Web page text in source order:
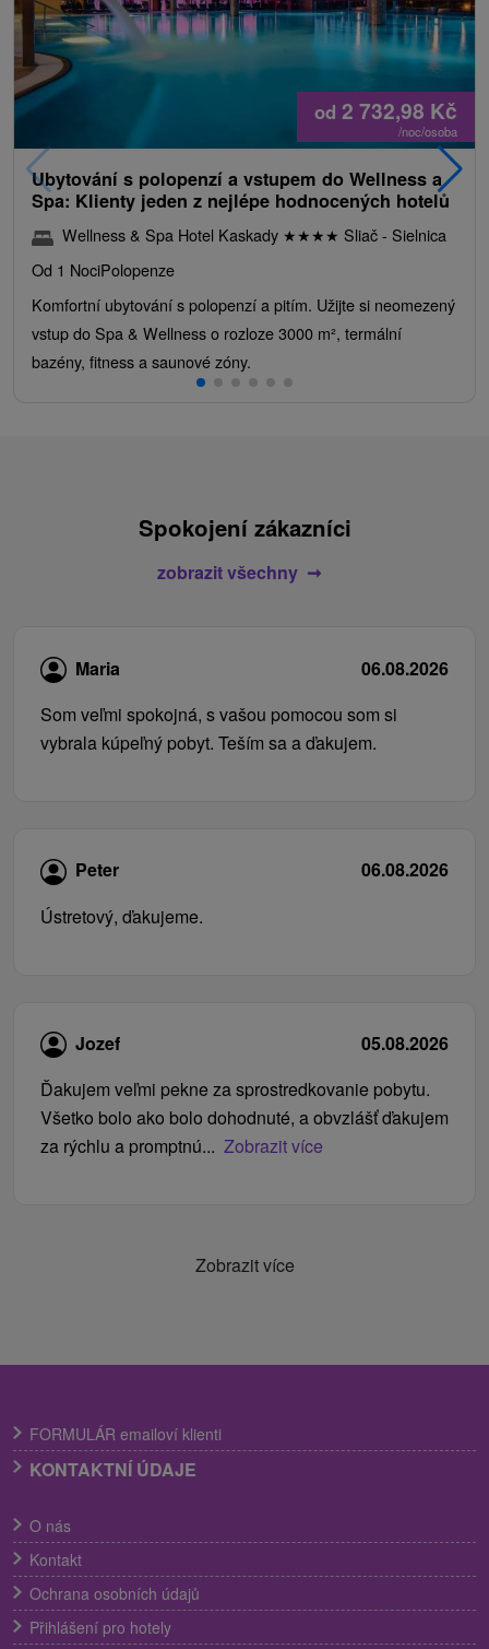
od 2 732,98 Kč
/noc/osoba
Ubytování s polopenzí a vstupem do Wellness a
Spa: Klienty jeden z nejlépe hodnocených hotelů
Wellness & Spa Hotel Kaskady ★★★★ Sliač - Sielnica
Od 1 NociPolopenze
Komfortní ubytování s polopenzí a pitím. Užijte si neomezený
vstup do Spa & Wellness o rozloze 3000 m², termální
bazény, fitness a saunové zóny.
Spokojení zákazníci
zobrazit všechny
Maria
06.08.2026
Som veľmi spokojná, s vašou pomocou som si
vybrala kúpeľný pobyt. Teším sa a ďakujem.
Peter
06.08.2026
Ústretový, ďakujeme.
Jozef
05.08.2026
Ďakujem veľmi pekne za sprostredkovanie pobytu.
Všetko bolo ako bolo dohodnuté, a obvzlášť ďakujem
za rýchlu a promptnú... Zobrazit více
Zobrazit více
FORMULÁR emailoví klienti
KONTAKTNÍ ÚDAJE
O nás
Kontakt
Ochrana osobních údajů
Přihlášení pro hotely